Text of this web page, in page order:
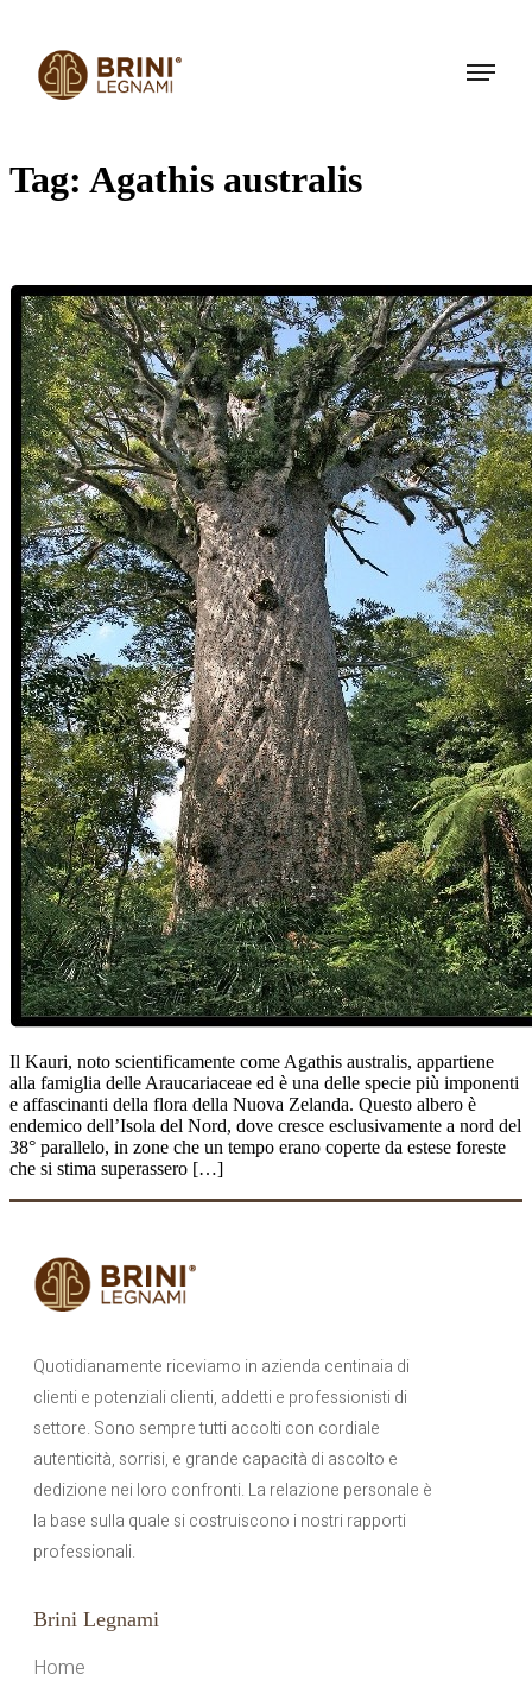
Tag: Agathis australis
Il Kauri, noto scientificamente come Agathis australis, appartiene
alla famiglia delle Araucariaceae ed è una delle specie più imponenti
e affascinanti della flora della Nuova Zelanda. Questo albero è
endemico dell’Isola del Nord, dove cresce esclusivamente a nord del
38° parallelo, in zone che un tempo erano coperte da estese foreste
che si stima superassero […]
Quotidianamente riceviamo in azienda centinaia di
clienti e potenziali clienti, addetti e professionisti di
settore. Sono sempre tutti accolti con cordiale
autenticità, sorrisi, e grande capacità di ascolto e
dedizione nei loro confronti. La relazione personale è
la base sulla quale si costruiscono i nostri rapporti
professionali.
Brini Legnami
Home